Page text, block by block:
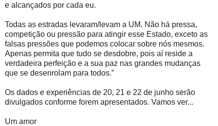
e alcançados por cada eu.
Todas as estradas levaram/levam a UM. Não há pressa,
competição ou pressão para atingir esse Estado, exceto as
falsas pressões que podemos colocar sobre nós mesmos.
Apenas permita que tudo se desdobre, pois aí reside a
verdadeira perfeição e a sua paz nas grandes mudanças
que se desenrolam para todos.”
Os dados e experiências de 20, 21 e 22 de junho serão
divulgados conforme forem apresentados. Vamos ver...
Um amor